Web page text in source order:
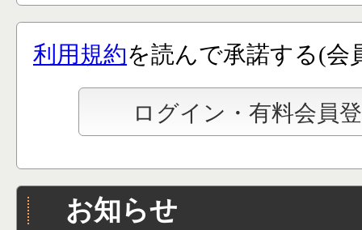
利用規約を読んで承諾する(会
お知らせ